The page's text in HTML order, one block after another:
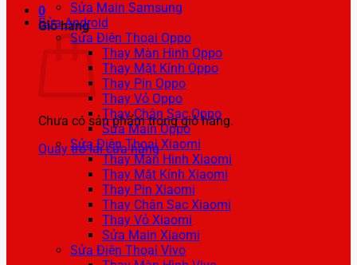
0
Giỏ hàng
Chưa có sản phẩm trong giỏ hàng.
Quay trở lại cửa hàng
Sửa Main Samsung
Sửa Android
Sửa Điện Thoại Oppo
Thay Màn Hình Oppo
Thay Mặt Kính Oppo
Thay Pin Oppo
Thay Vỏ Oppo
Thay Chân Sạc Oppo
Sửa Main Oppo
Sửa Điện Thoại Xiaomi
Thay Màn Hình Xiaomi
Thay Mặt Kính Xiaomi
Thay Pin Xiaomi
Thay Chân Sạc Xiaomi
Thay Vỏ Xiaomi
Sửa Main Xiaomi
Sửa Điện Thoại Vivo